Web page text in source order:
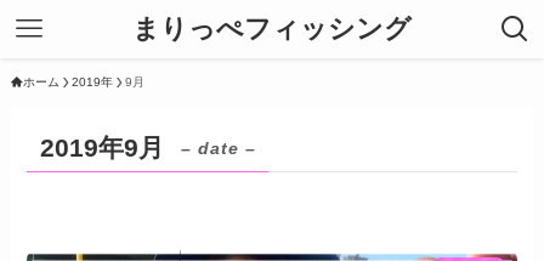
まりっぺフィッシング
ホーム 2019年 9月
2019年9月 – date –